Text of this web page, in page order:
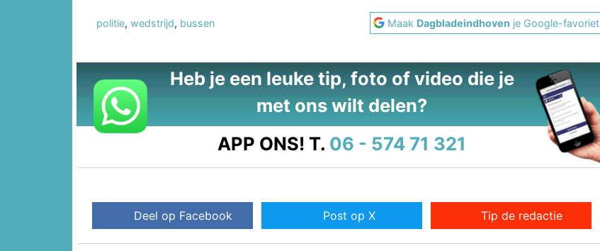
politie, wedstrijd, bussen Maak Dagbladeindhoven je Google-favoriet
Heb je een leuke tip, foto of video die je
met ons wilt delen?
APP ONS! T. 06 - 574 71 321
Deel op Facebook Post op X Tip de redactie